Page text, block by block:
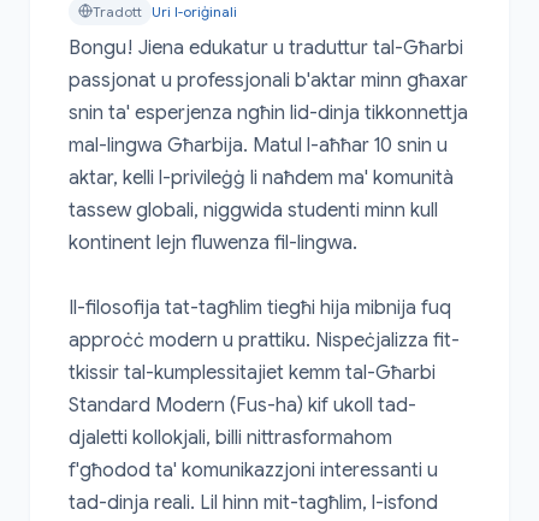
Tradott Uri l-oriġinali
Bongu! Jiena edukatur u traduttur tal-Għarbi
passjonat u professjonali b'aktar minn għaxar
snin ta' esperjenza ngħin lid-dinja tikkonnettja
mal-lingwa Għarbija. Matul l-aħħar 10 snin u
aktar, kelli l-privileġġ li naħdem ma' komunità
tassew globali, niggwida studenti minn kull
kontinent lejn fluwenza fil-lingwa.
Il-filosofija tat-tagħlim tiegħi hija mibnija fuq
approċċ modern u prattiku. Nispeċjalizza fit-
tkissir tal-kumplessitajiet kemm tal-Għarbi
Standard Modern (Fus-ha) kif ukoll tad-
djaletti kollokjali, billi nittrasformahom
f'għodod ta' komunikazzjoni interessanti u
tad-dinja reali. Lil hinn mit-tagħlim, l-isfond